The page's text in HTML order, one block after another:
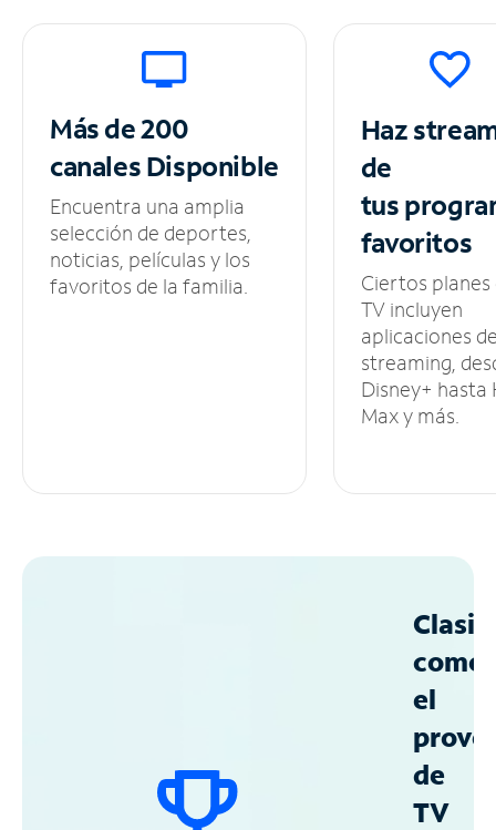
Más de 200
canalesDisponible
Encuentra una amplia
selección de deportes,
noticias, películas y los
favoritos de la familia.
Haz
de
tus
favoritos
Ciertos planes
TV incluyen
aplicaciones
streaming,
Disney+ hasta
Max y más.
como
el
de
TV